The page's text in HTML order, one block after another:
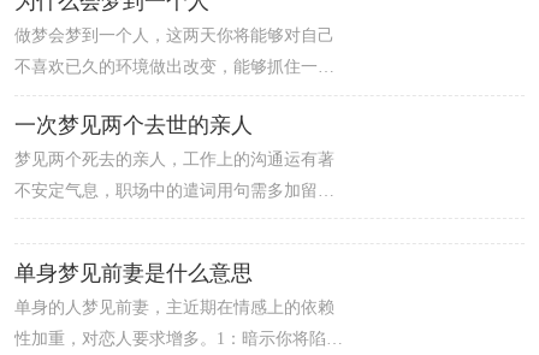
自己的闲话，会受到很大的打击，想要治愈
心里的创伤需要一段很长的时间。建议梦者
不要太过烦恼，坦然面对。无法从过往的感
情中走出来。虽然有概率让你们做回朋友，
但是复合的话几乎不可能，建议你断了念
头。
做梦会梦到一个人，这两天你将能够对自己
不喜欢已久的环境做出改变，能够抓住一切
出现的机会来进行创新。不过需要注意的
是，你进行革新的目的可能是为了大家共同
的利益，而你自己多半并不能从中得到什么
个人好处。
一次梦见两个去世的亲人
梦见两个死去的亲人，工作上的沟通运有著
不安定气息，职场中的遣词用句需多加留意
的一天。特别是对上司、前辈在提出建议
是这两天待人面上的关键喔。另外，别人家
的传言、坏话，不管是说或听都应避免，由
什麽地方会漏出去的暗示哟。跟家人也有发
单身梦见前妻是什么意思
单身的人梦见前妻，主近期在情感上的依赖
性加重，对恋人要求增多。1：暗示你将陷入